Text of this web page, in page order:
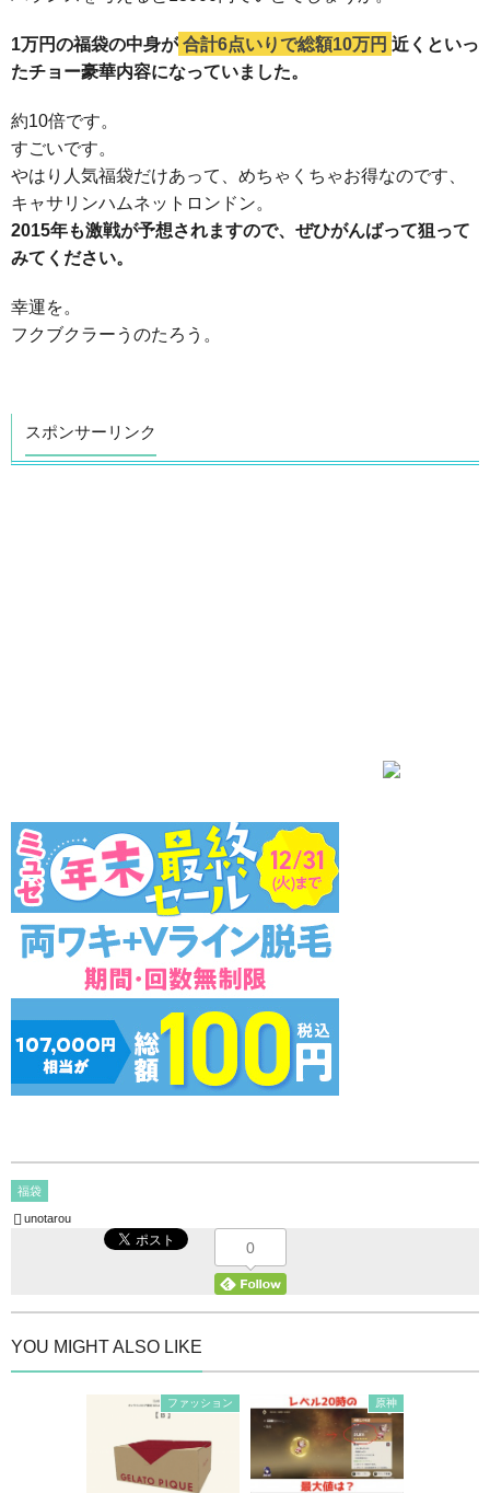
1万円の福袋の中身が 合計6点いりで総額10万円 近くといっ
たチョー豪華内容になっていました。
約10倍です。
すごいです。
やはり人気福袋だけあって、めちゃくちゃお得なのです、
キャサリンハムネットロンドン。
2015年も激戦が予想されますので、ぜひがんばって狙って
みてください。
幸運を。
フクブクラーうのたろう。
スポンサーリンク
福袋
unotarou
0
YOU MIGHT ALSO LIKE
ファッション 原神